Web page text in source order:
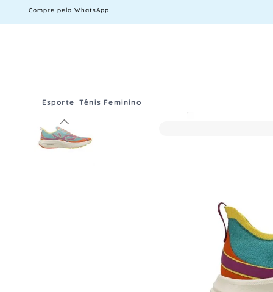
Compre pelo WhatsApp
Esporte Tênis Feminino